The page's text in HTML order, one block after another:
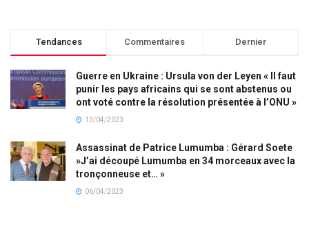
Tendances Commentaires Dernier
Guerre en Ukraine : Ursula von der Leyen « Il faut
punir les pays africains qui se sont abstenus ou
ont voté contre la résolution présentée à l’ONU »
13/04/2023
Assassinat de Patrice Lumumba : Gérard Soete
»J’ai découpé Lumumba en 34 morceaux avec la
tronçonneuse et… »
06/04/2023